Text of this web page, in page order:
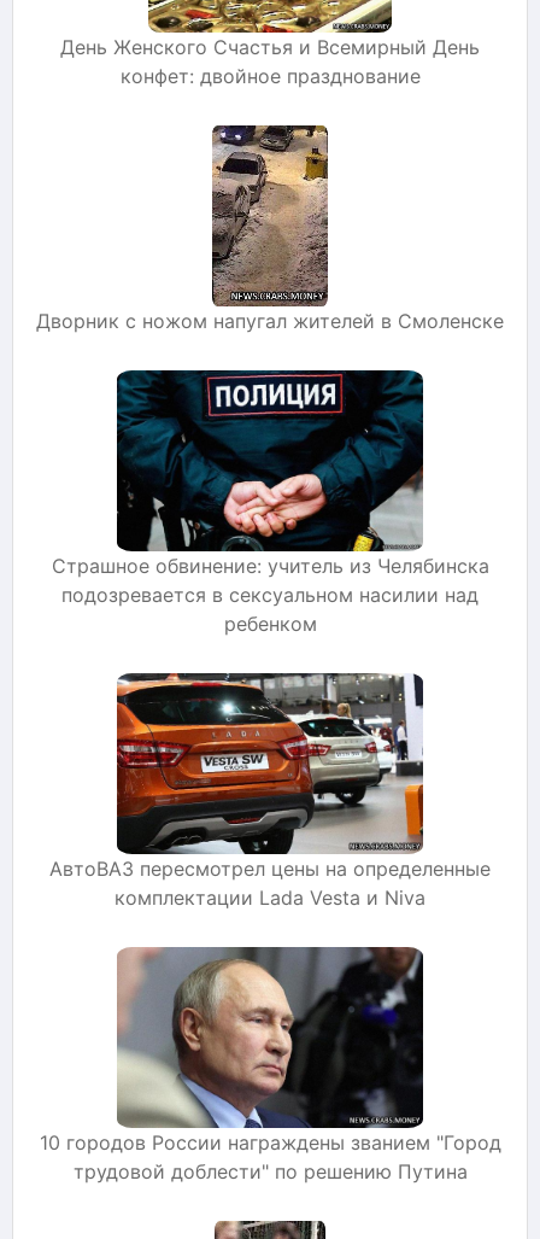
День Женского Счастья и Всемирный День
конфет: двойное празднование
Дворник с ножом напугал жителей в Смоленске
Страшное обвинение: учитель из Челябинска
подозревается в сексуальном насилии над
ребенком
АвтоВАЗ пересмотрел цены на определенные
комплектации Lada Vesta и Niva
10 городов России награждены званием "Город
трудовой доблести" по решению Путина